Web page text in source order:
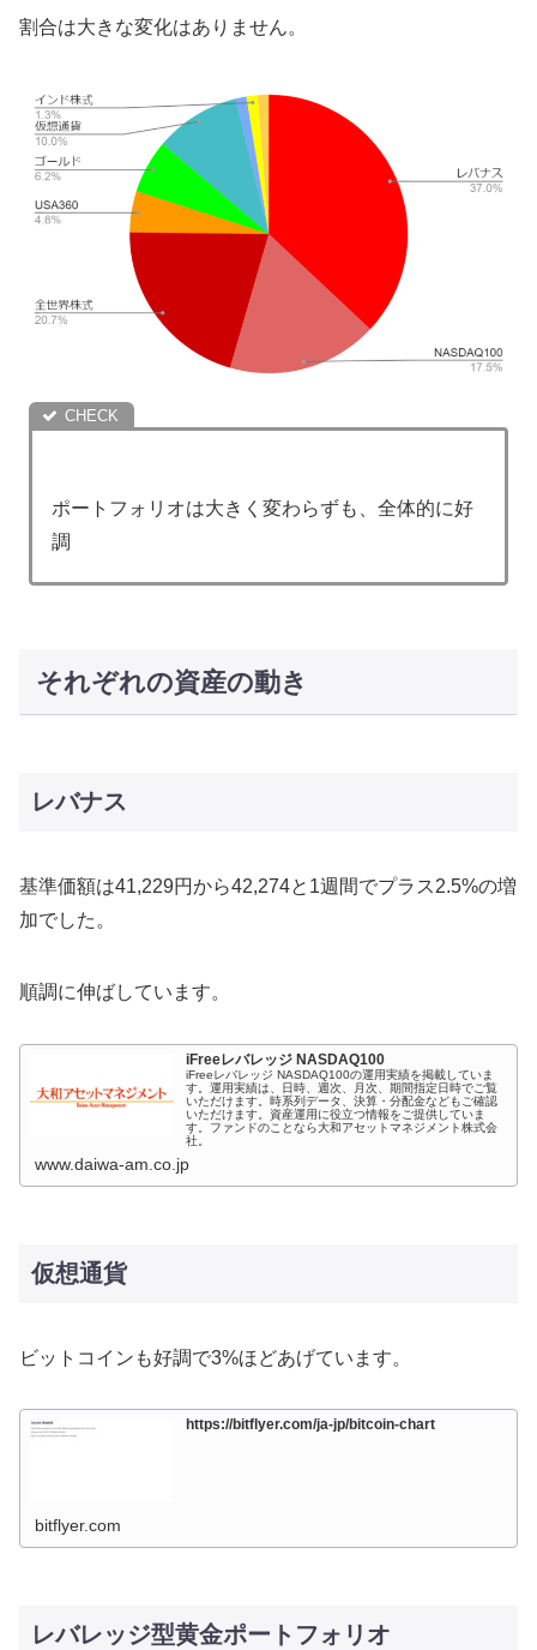
割合は大きな変化はありません。
ポートフォリオは大きく変わらずも、全体的に好
調
それぞれの資産の動き
レバナス
基準価額は41,229円から42,274と1週間でプラス2.5%の増
加でした。
順調に伸ばしています。
iFreeレバレッジ NASDAQ100
iFreeレバレッジ NASDAQ100の運用実績を掲載していま
す。運用実績は、日時、週次、月次、期間指定日時でご覧
いただけます。時系列データ、決算・分配金などもご確認
いただけます。資産運用に役立つ情報をご提供していま
す。ファンドのことなら大和アセットマネジメント株式会
社。
www.daiwa-am.co.jp
仮想通貨
ビットコインも好調で3%ほどあげています。
https://bitflyer.com/ja-jp/bitcoin-chart
bitflyer.com
レバレッジ型黄金ポートフォリオ